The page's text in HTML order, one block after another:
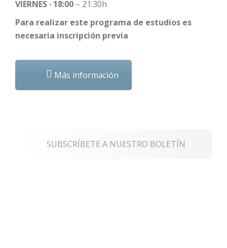
VIERNES · 18:00 – 21:30h
Para realizar este programa de estudios es
necesaria inscripción previa
Más información
SUBSCRÍBETE A NUESTRO BOLETÍN